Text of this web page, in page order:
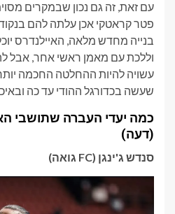
עם זאת, זה גם נכון שבמקרים
פטר קראטקי אכן עלתה להם
בנייה מחדש מלאה, האיילנדרס
וללכת עם מאמן ראשי אחר, אבל
עשויה להיות ההחלטה החכמה
שעשה בכדורגל ההודי עד כה
כמה יעדי העברה שתושבי
(דעה)
סנדש ג'ינגן (FC גואה)